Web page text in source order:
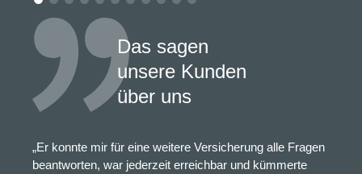
Das sagen
unsere Kunden
über uns
„Er konnte mir für eine weitere Versicherung alle Fragen
beantworten, war jederzeit erreichbar und kümmerte